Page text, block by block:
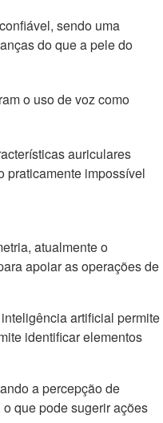
sendo uma
do que a pele do
o uso de voz como
auriculares
praticamente impossível
atualmente o
apoiar as operações de
artificial permite
identificar elementos
a percepção de
que pode sugerir ações